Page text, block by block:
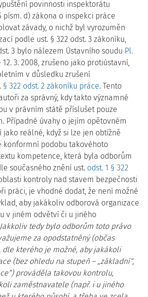
povinnosti inspektorátu
písm. d) zákona o inspekci práce
závady, o nichž byl vyrozuměn
podle ust. § 322 odst. 3 zákoníku,
3 bylo nálezem Ústavního soudu Pl.
12. 3. 2008, zrušeno jako protiústavní,
v důsledku zrušení
§ 322 odst. 2 zákoníku práce. Tento
za správný, kdy takto významné
v právním státě příslušet pouze
Případné úvahy o jejím opětovném
jako reálné, když si lze jen obtížně
konformní podobu takovéhoto
kompetence, která byla odborům
současného znění ust. odst. 1 § 322
kontroly nad stavem bezpečnosti
práci, je vhodné dodat, že není možné
aby jakákoliv odborová organizace
v jiném odvětví či u jiného
tedy bylo odborům toto právo
za opodstatněný (občas
dle kterého je možné, aby jakákoli
(bez ohledu na stupeň – „základní“,
prováděla takovou kontrolu,
zaměstnavatele (např. i u jiného